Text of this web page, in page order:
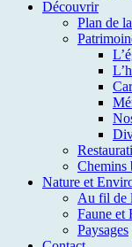
Découvrir
Plan de
Chemins
Nature et
Au fil de
Faune et
Paysages